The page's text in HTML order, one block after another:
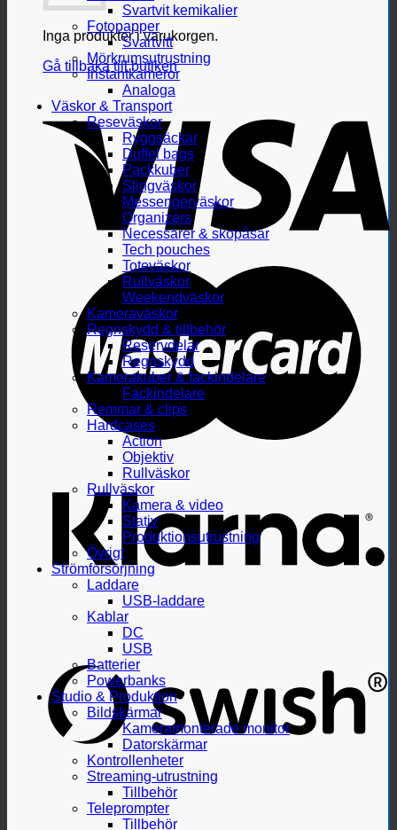
Inga produkter i varukorgen.
Gå tillbaka till butiken
Svartvit kemikalier
Fotopapper
Svartvitt
Mörkrumsutrustning
Instantkameror
Analoga
Väskor & Transport
Reseväskor
Ryggsäckar
Duffel bags
Packkuber
Slingväskor
Messengerväskor
Organizers
Necessärer & skopåsar
Tech pouches
Toteväskor
Rullväskor
Weekendväskor
Kameraväskor
Regnskydd & tillbehör
Reservdelar
Regnskydd
Kamerakuber & fackindelare
Fackindelare
Remmar & clips
Hardcases
Action
Objektiv
Rullväskor
Rullväskor
Kamera & video
Stativ
Produktionsutrustning
Övrigt
Strömförsörjning
Laddare
USB-laddare
Kablar
DC
USB
Batterier
Powerbanks
Studio & Produktion
Bildskärmar
Kameramonterade monitor
Datorskärmar
Kontrollenheter
Streaming-utrustning
Tillbehör
Teleprompter
Tillbehör